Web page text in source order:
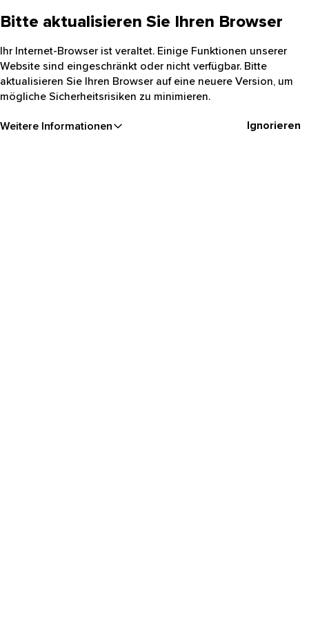
Bitte aktualisieren Sie Ihren Browser
Ihr Internet-Browser ist veraltet. Einige Funktionen unserer
Website sind eingeschränkt oder nicht verfügbar. Bitte
aktualisieren Sie Ihren Browser auf eine neuere Version, um
mögliche Sicherheitsrisiken zu minimieren.
Weitere Informationen Ignorieren